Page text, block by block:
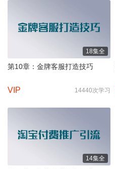
18集全
第10章：金牌客服打造技巧
VIP 14440次学习
14集全